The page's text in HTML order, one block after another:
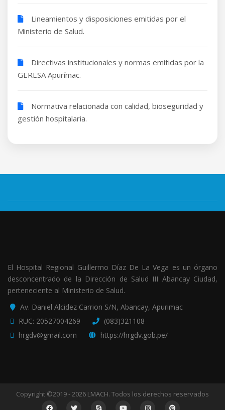
Lineamientos y disposiciones emitidas por el
Ministerio de Salud.
Directivas institucionales y normas emitidas por la
GERESA Apurímac.
Normativa relacionada con calidad, bioseguridad y
gestión hospitalaria.
El Hospital Regional Guillermo Díaz De La Vega es un órgano
desconcentrado de la Dirección de Salud III Abancay Ciudad,
perteneciente al Ministerio de Salud.
Av. Daniel Alcidez Carrion S/N, Abancay, Apurimac
RUC: 20527004269
(083)321108
hrgdv@gmail.com
https://hrgdv.gob.pe/
Copyright ©2019 - 2026 LMACH. Todos los derechos reservados